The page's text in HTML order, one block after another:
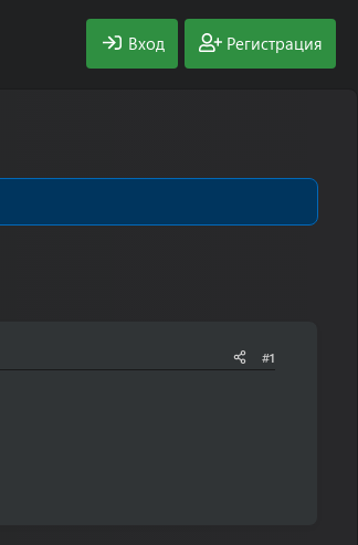
Вход Регистрация
#1